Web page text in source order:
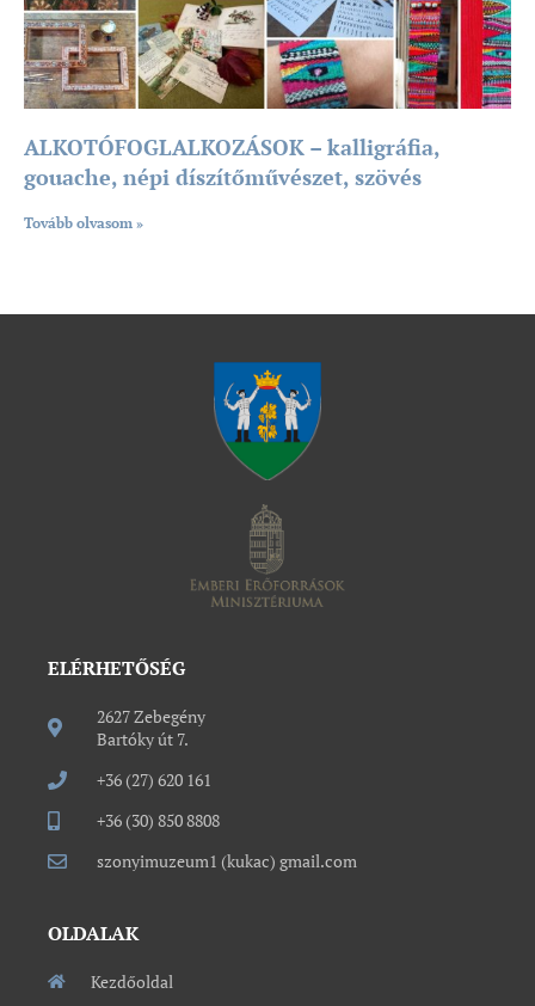
ALKOTÓFOGLALKOZÁSOK – kalligráfia,
gouache, népi díszítőművészet, szövés
Tovább olvasom »
ELÉRHETŐSÉG
2627 Zebegény
Bartóky út 7.
+36 (27) 620 161
+36 (30) 850 8808
szonyimuzeum1 (kukac) gmail.com
OLDALAK
Kezdőoldal